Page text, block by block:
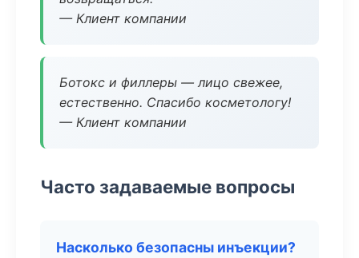
— Клиент компании
Ботокс и филлеры — лицо свежее,
естественно. Спасибо косметологу!
— Клиент компании
Часто задаваемые вопросы
Насколько безопасны инъекции?